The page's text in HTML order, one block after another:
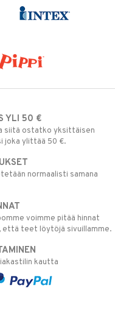
YLI 50 €
siitä ostatko yksittäisen
joka ylittää 50 €.
normaalisti samana
voimme pitää hinnat
että teet löytöjä sivuillamme.
kautta